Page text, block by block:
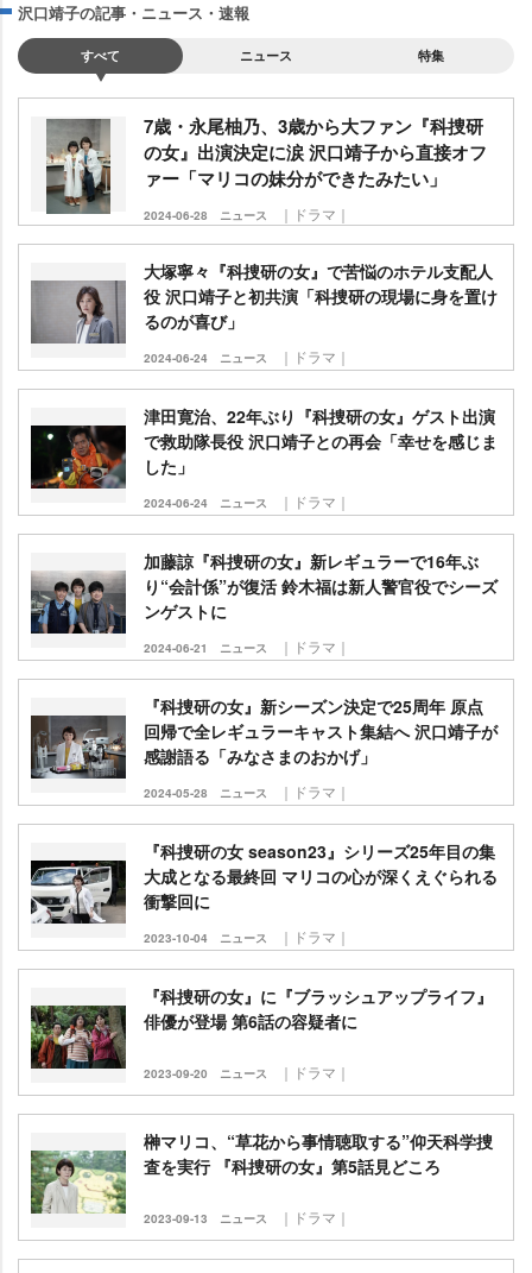
沢口靖子の記事・ニュース・速報
すべて ニュース 特集
7歳・永尾柚乃、3歳から大ファン『科捜研
の女』出演決定に涙 沢口靖子から直接オフ
ァー「マリコの妹分ができたみたい」
2024-06-28 ニュース ｜ドラマ｜
大塚寧々『科捜研の女』で苦悩のホテル支配人
役 沢口靖子と初共演「科捜研の現場に身を置け
るのが喜び」
2024-06-24 ニュース ｜ドラマ｜
津田寛治、22年ぶり『科捜研の女』ゲスト出演
で救助隊長役 沢口靖子との再会「幸せを感じま
した」
2024-06-24 ニュース ｜ドラマ｜
加藤諒『科捜研の女』新レギュラーで16年ぶ
り“会計係”が復活 鈴木福は新人警官役でシーズ
ンゲストに
2024-06-21 ニュース ｜ドラマ｜
『科捜研の女』新シーズン決定で25周年 原点
回帰で全レギュラーキャスト集結へ 沢口靖子が
感謝語る「みなさまのおかげ」
2024-05-28 ニュース ｜ドラマ｜
『科捜研の女 season23』シリーズ25年目の集
大成となる最終回 マリコの心が深くえぐられる
衝撃回に
2023-10-04 ニュース ｜ドラマ｜
『科捜研の女』に『ブラッシュアップライフ』
俳優が登場 第6話の容疑者に
2023-09-20 ニュース ｜ドラマ｜
榊マリコ、“草花から事情聴取する”仰天科学捜
査を実行 『科捜研の女』第5話見どころ
2023-09-13 ニュース ｜ドラマ｜